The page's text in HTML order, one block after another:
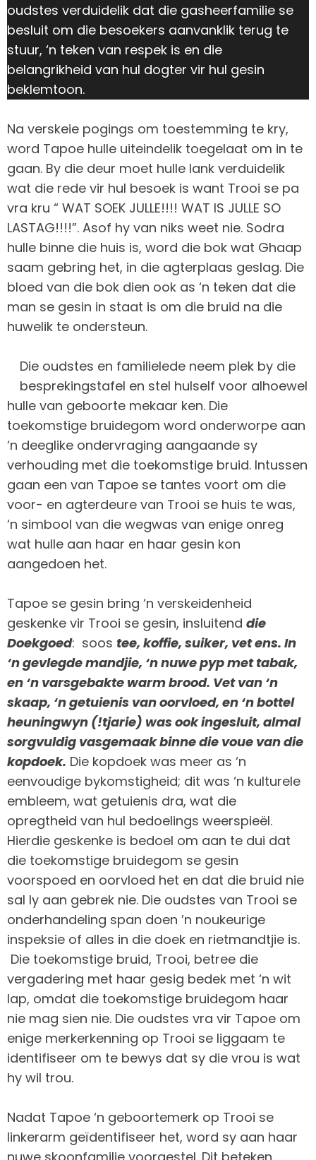
oudstes verduidelik dat die gasheerfamilie se
besluit om die besoekers aanvanklik terug te
stuur, ‘n teken van respek is en die
belangrikheid van hul dogter vir hul gesin
beklemtoon.
Na verskeie pogings om toestemming te kry,
word Tapoe hulle uiteindelik toegelaat om in te
gaan. By die deur moet hulle lank verduidelik
wat die rede vir hul besoek is want Trooi se pa
vra kru “ WAT SOEK JULLE!!!! WAT IS JULLE SO
LASTAG!!!!”. Asof hy van niks weet nie. Sodra
hulle binne die huis is, word die bok wat Ghaap
saam gebring het, in die agterplaas geslag. Die
bloed van die bok dien ook as ‘n teken dat die
man se gesin in staat is om die bruid na die
huwelik te ondersteun.
Die oudstes en familielede neem plek by die
besprekingstafel en stel hulself voor alhoewel
hulle van geboorte mekaar ken. Die
toekomstige bruidegom word onderworpe aan
‘n deeglike ondervraging aangaande sy
verhouding met die toekomstige bruid. Intussen
gaan een van Tapoe se tantes voort om die
voor- en agterdeure van Trooi se huis te was,
‘n simbool van die wegwas van enige onreg
wat hulle aan haar en haar gesin kon
aangedoen het.
Tapoe se gesin bring ‘n verskeidenheid
geskenke vir Trooi se gesin, insluitend die
Doekgoed: soos tee, koffie, suiker, vet ens. In
‘n gevlegde mandjie, ‘n nuwe pyp met tabak,
en ‘n varsgebakte warm brood. Vet van ‘n
skaap, ‘n getuienis van oorvloed, en ‘n bottel
heuningwyn (!tjarie) was ook ingesluit, almal
sorgvuldig vasgemaak binne die voue van die
kopdoek. Die kopdoek was meer as ‘n
eenvoudige bykomstigheid; dit was ‘n kulturele
embleem, wat getuienis dra, wat die
opregtheid van hul bedoelings weerspieël.
Hierdie geskenke is bedoel om aan te dui dat
die toekomstige bruidegom se gesin
voorspoed en oorvloed het en dat die bruid nie
sal ly aan gebrek nie. Die oudstes van Trooi se
onderhandeling span doen ’n noukeurige
inspeksie of alles in die doek en rietmandtjie is.
Die toekomstige bruid, Trooi, betree die
vergadering met haar gesig bedek met ‘n wit
lap, omdat die toekomstige bruidegom haar
nie mag sien nie. Die oudstes vra vir Tapoe om
enige merkerkenning op Trooi se liggaam te
identifiseer om te bewys dat sy die vrou is wat
hy wil trou.
Nadat Tapoe ‘n geboortemerk op Trooi se
linkerarm geïdentifiseer het, word sy aan haar